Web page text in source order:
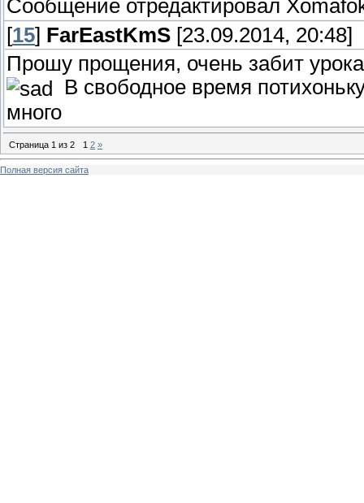
Сообщение отредактировал
[15] FarEastKmS [23.09.2014, 20:48]
Прошу прощения, очень забит
В свободное время
много
Страница 1 из 2 1 2 »
Полная версия сайта